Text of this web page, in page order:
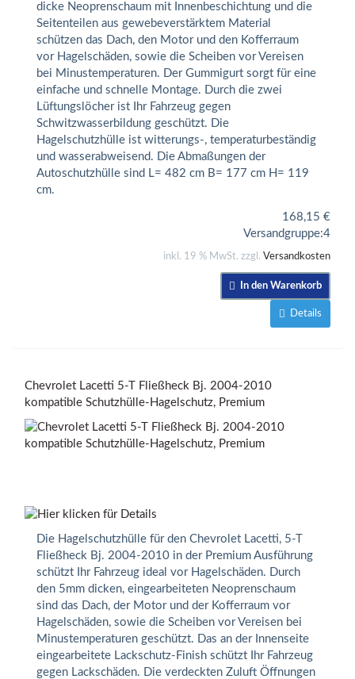
dicke Neoprenschaum mit Innenbeschichtung und die
Seitenteilen aus gewebeverstärktem Material
schützen das Dach, den Motor und den Kofferraum
vor Hagelschäden, sowie die Scheiben vor Vereisen
bei Minustemperaturen. Der Gummigurt sorgt für eine
einfache und schnelle Montage. Durch die zwei
Lüftungslöcher ist Ihr Fahrzeug gegen
Schwitzwasserbildung geschützt. Die
Hagelschutzhülle ist witterungs-, temperaturbeständig
und wasserabweisend. Die Abmaßungen der
Autoschutzhülle sind L= 482 cm B= 177 cm H= 119
cm.
168,15 €
Versandgruppe:4
inkl. 19 % MwSt. zzgl. Versandkosten
In den Warenkorb
Details
Chevrolet Lacetti 5-T Fließheck Bj. 2004-2010
kompatible Schutzhülle-Hagelschutz, Premium
Die Hagelschutzhülle für den Chevrolet Lacetti, 5-T
Fließheck Bj. 2004-2010 in der Premium Ausführung
schützt Ihr Fahrzeug ideal vor Hagelschäden. Durch
den 5mm dicken, eingearbeiteten Neoprenschaum
sind das Dach, der Motor und der Kofferraum vor
Hagelschäden, sowie die Scheiben vor Vereisen bei
Minustemperaturen geschützt. Das an der Innenseite
eingearbeitete Lackschutz-Finish schützt Ihr Fahrzeug
gegen Lackschäden. Die verdeckten Zuluft Öffnungen